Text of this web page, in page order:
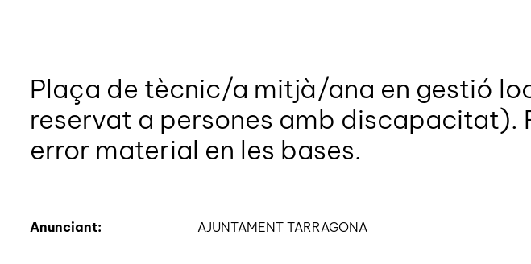
Plaça de tècnic/a mitjà/ana en gestió
reservat a persones amb discapacitat).
error material en les bases.
Anunciant: AJUNTAMENT TARRAGONA